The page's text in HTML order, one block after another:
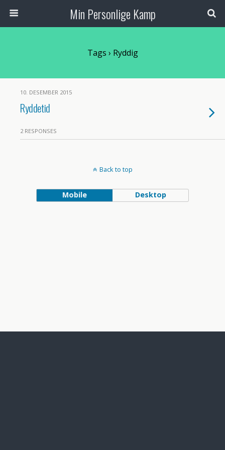
Min Personlige Kamp
Tags › Ryddig
10. DESEMBER 2015
Ryddetid
2 RESPONSES
Back to top
Mobile Desktop